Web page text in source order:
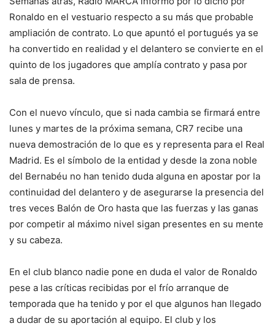
Ronaldo en el vestuario respecto a su más que probable
ampliación de contrato. Lo que apuntó el portugués ya se
ha convertido en realidad y el delantero se convierte en el
quinto de los jugadores que amplía contrato y pasa por
sala de prensa.
Con el nuevo vínculo, que si nada cambia se firmará entre
lunes y martes de la próxima semana, CR7 recibe una
nueva demostración de lo que es y representa para el Real
Madrid. Es el símbolo de la entidad y desde la zona noble
del Bernabéu no han tenido duda alguna en apostar por la
continuidad del delantero y de asegurarse la presencia del
tres veces Balón de Oro hasta que las fuerzas y las ganas
por competir al máximo nivel sigan presentes en su mente
y su cabeza.
En el club blanco nadie pone en duda el valor de Ronaldo
pese a las críticas recibidas por el frío arranque de
temporada que ha tenido y por el que algunos han llegado
a dudar de su aportación al equipo. El club y los